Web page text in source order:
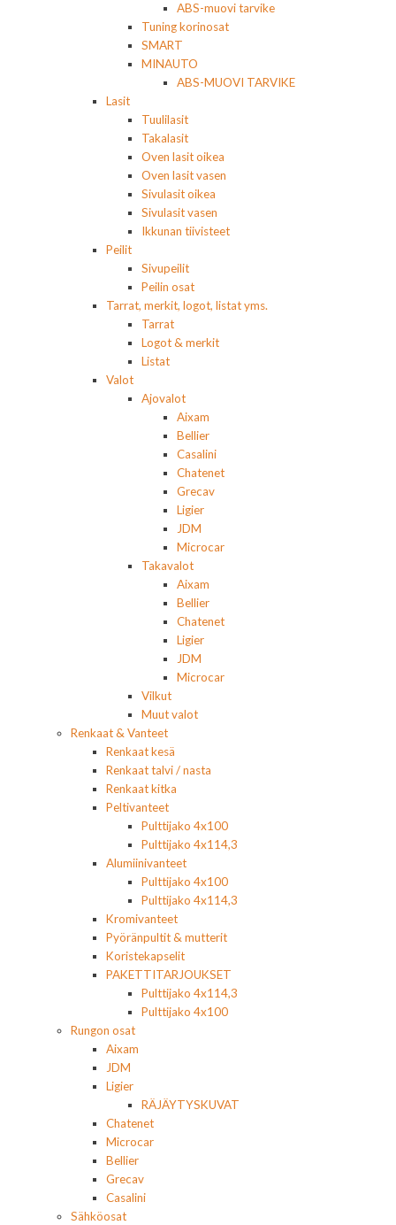
ABS-muovi tarvike
Tuning korinosat
SMART
MINAUTO
ABS-MUOVI TARVIKE
Lasit
Tuulilasit
Takalasit
Oven lasit oikea
Oven lasit vasen
Sivulasit oikea
Sivulasit vasen
Ikkunan tiivisteet
Peilit
Sivupeilit
Peilin osat
Tarrat, merkit, logot, listat yms.
Tarrat
Logot & merkit
Listat
Valot
Ajovalot
Aixam
Bellier
Casalini
Chatenet
Grecav
Ligier
JDM
Microcar
Takavalot
Aixam
Bellier
Chatenet
Ligier
JDM
Microcar
Vilkut
Muut valot
Renkaat & Vanteet
Renkaat kesä
Renkaat talvi / nasta
Renkaat kitka
Peltivanteet
Pulttijako 4x100
Pulttijako 4x114,3
Alumiinivanteet
Pulttijako 4x100
Pulttijako 4x114,3
Kromivanteet
Pyöränpultit & mutterit
Koristekapselit
PAKETTITARJOUKSET
Pulttijako 4x114,3
Pulttijako 4x100
Rungon osat
Aixam
JDM
Ligier
RÄJÄYTYSKUVAT
Chatenet
Microcar
Bellier
Grecav
Casalini
Sähköosat